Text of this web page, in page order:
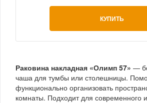
КУПИТЬ
Раковина накладная «Олимп 57» —
чаша для тумбы или столешницы.
функционально организовать
комнаты. Подходит для современного